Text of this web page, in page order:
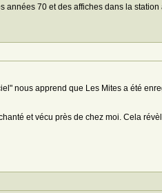
années 70 et des affiches dans la
nous apprend que Les Mites a été
et vécu près de chez moi. Cela